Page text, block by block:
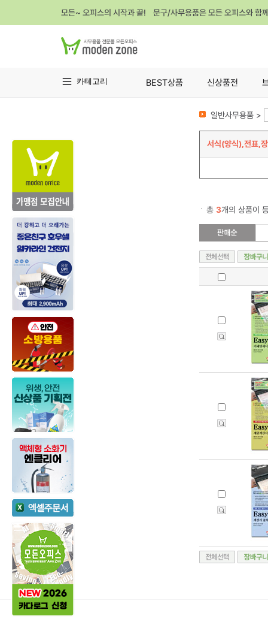
모든~ 오피스의 시작과 끝! 문구/사무용품은 모든 오피스와 함
카테고리 BEST상품 신상품전
일반사무용품 >
서식(양식),전표,
총 3개의 상품이